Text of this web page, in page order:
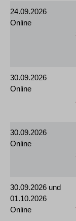
24.09.2026
Online
30.09.2026
Online
30.09.2026
Online
30.09.2026 und
01.10.2026
Online